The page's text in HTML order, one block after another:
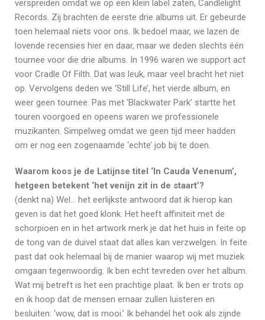
verspreiden omdat we op een klein label zaten, Candlelight
Records. Zij brachten de eerste drie albums uit. Er gebeurde
toen helemaal niets voor ons. Ik bedoel maar, we lazen de
lovende recensies hier en daar, maar we deden slechts één
tournee voor die drie albums. In 1996 waren we support act
voor Cradle Of Filth. Dat was leuk, maar veel bracht het niet
op. Vervolgens deden we ‘Still Life’, het vierde album, en
weer geen tournee. Pas met ‘Blackwater Park’ startte het
touren voorgoed en opeens waren we professionele
muzikanten. Simpelweg omdat we geen tijd meer hadden
om er nog een zogenaamde ‘echte’ job bij te doen.
Waarom koos je de Latijnse titel ‘In Cauda Venenum’,
hetgeen betekent ‘het venijn zit in de staart’?
(denkt na) Wel… het eerlijkste antwoord dat ik hierop kan
geven is dat het goed klonk. Het heeft affiniteit met de
schorpioen en in het artwork merk je dat het huis in feite op
de tong van de duivel staat dat alles kan verzwelgen. In feite
past dat ook helemaal bij de manier waarop wij met muziek
omgaan tegenwoordig. Ik ben echt tevreden over het album.
Wat mij betreft is het een prachtige plaat. Ik ben er trots op
en ik hoop dat de mensen ernaar zullen luisteren en
besluiten: ‘wow, dat is mooi.’ Ik behandel het ook als zijnde